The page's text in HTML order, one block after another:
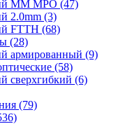
MM MPO (47)
2.0mm (3)
FTTH (68)
(28)
армированный (9)
(58)
сверхгибкий (6)
(79)